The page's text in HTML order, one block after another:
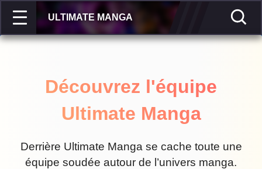
ULTIMATE MANGA
Découvrez l'équipe
Ultimate Manga
Derrière Ultimate Manga se cache toute une
équipe soudée autour de l’univers manga.